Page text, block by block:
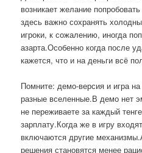
возникает желание
здесь важно сохранять
игроки, к сожалению, иногда
азарта.Особенно когда после
кажется, что и на деньги всё
Помните: демо-версия и игра
разные вселенные.В демо нет
не переживаете за каждый
зарплату.Когда же в игру
включаются другие
решения становятся менее